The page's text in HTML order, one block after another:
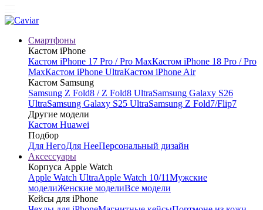
Смартфоны
Кастом iPhone
Кастом iPhone 17 Pro / Pro MaxКастом iPhone 18 Pro / Pro
MaxКастом iPhone UltraКастом iPhone Air
Кастом Samsung
Samsung Z Fold8 / Z Fold8 UltraSamsung Galaxy S26
UltraSamsung Galaxy S25 UltraSamsung Z Fold7/Flip7
Другие модели
Кастом Huawei
Подбор
Для НегоДля НееПерсональный дизайн
Аксессуары
Корпуса Apple Watch
Apple Watch UltraApple Watch 10/11Мужские
моделиЖенские моделиВсе модели
Кейсы для iPhone